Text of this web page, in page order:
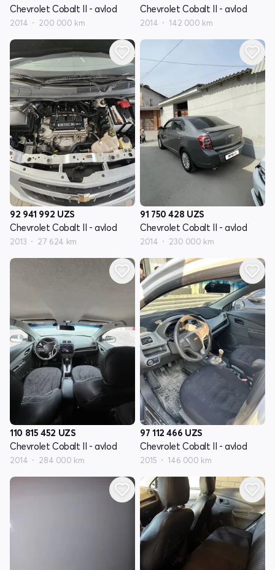
Chevrolet Cobalt II - avlod
2014 200 000 km
Chevrolet Cobalt II - avlod
2014 142 000 km
92 941 992 UZS
Chevrolet Cobalt II - avlod
2013 27 624 km
91 750 428 UZS
Chevrolet Cobalt II - avlod
2014 230 000 km
110 815 452 UZS
Chevrolet Cobalt II - avlod
2014 284 000 km
97 112 466 UZS
Chevrolet Cobalt II - avlod
2015 146 000 km